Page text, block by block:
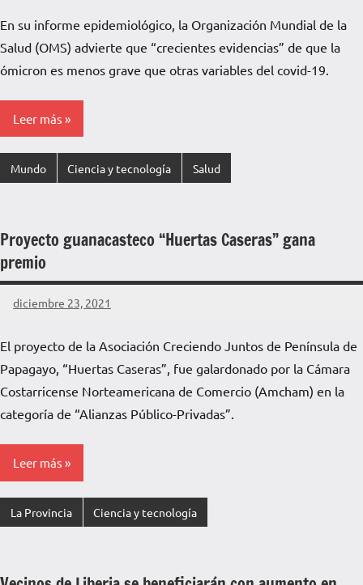
de
La
Pampa
En su informe epidemiológico, la Organización Mundial de la
Salud (OMS) advierte que “crecientes evidencias” de que la
ómicron es menos grave que otras variables del covid-19.
Leer más
Mundo Ciencia y tecnología Salud
Proyecto guanacasteco “Huertas Caseras” gana
premio
diciembre 23, 2021
La
de
La
Pampa
El proyecto de la Asociación Creciendo Juntos de Península de
Papagayo, “Huertas Caseras”, fue galardonado por la Cámara
Costarricense Norteamericana de Comercio (Amcham) en la
categoría de “Alianzas Público-Privadas”.
Leer más
La Provincia Ciencia y tecnología